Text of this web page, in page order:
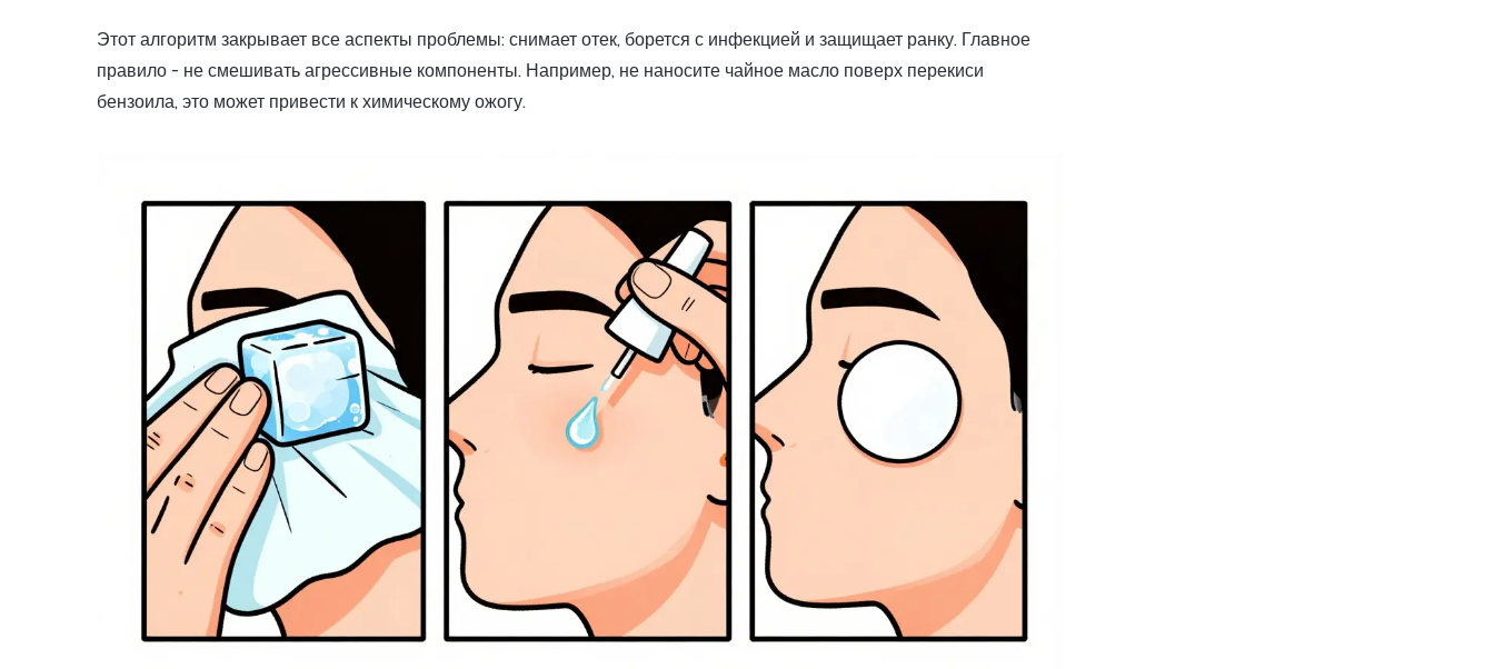
Этот алгоритм закрывает все аспекты проблемы: снимает отек, борется с инфекцией и защищает ранку. Главное
правило - не смешивать агрессивные компоненты. Например, не наносите чайное масло поверх перекиси
бензоила, это может привести к химическому ожогу.